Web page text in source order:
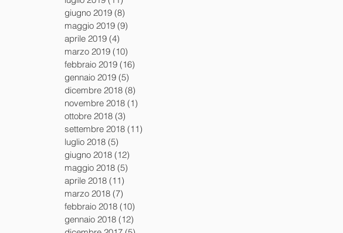
giugno 2019 (8)
maggio 2019 (9)
aprile 2019 (4)
marzo 2019 (10)
febbraio 2019 (16)
gennaio 2019 (5)
dicembre 2018 (8)
novembre 2018 (1)
ottobre 2018 (3)
settembre 2018 (11)
luglio 2018 (5)
giugno 2018 (12)
maggio 2018 (5)
aprile 2018 (11)
marzo 2018 (7)
febbraio 2018 (10)
gennaio 2018 (12)